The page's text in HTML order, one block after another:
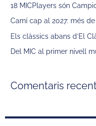
18 MICPlayers són
Camí cap al 2027: més
Els clàssics abans d’El
Del MIC al primer nivell
Comentaris